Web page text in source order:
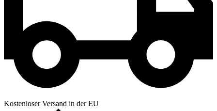
Kostenloser Versand in der EU